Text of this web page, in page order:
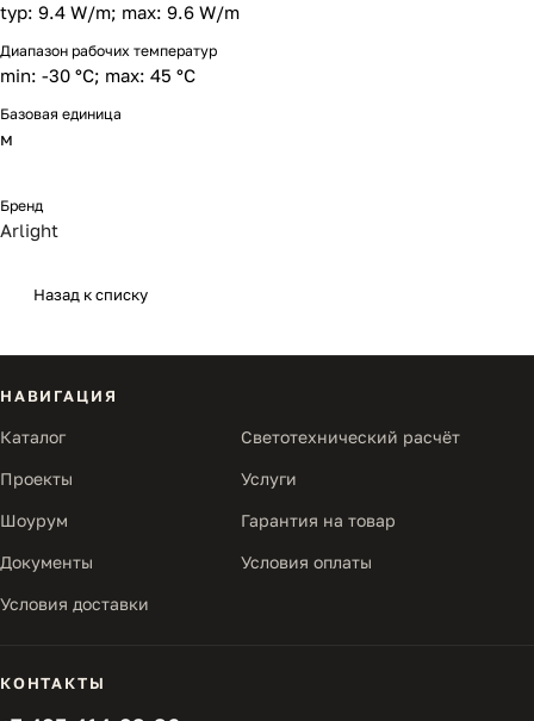
typ: 9.4 W/m; max: 9.6 W/m
Диапазон рабочих температур
min: -30 °C; max: 45 °C
Базовая единица
м
Бренд
Arlight
Назад к списку
НАВИГАЦИЯ
Каталог Светотехнический расчёт
Проекты Услуги
Шоурум Гарантия на товар
Документы Условия оплаты
Условия доставки
КОНТАКТЫ